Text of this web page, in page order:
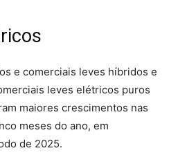
e comerciais leves híbridos e
leves elétricos puros
maiores crescimentos nas
meses do ano, em
de 2025.